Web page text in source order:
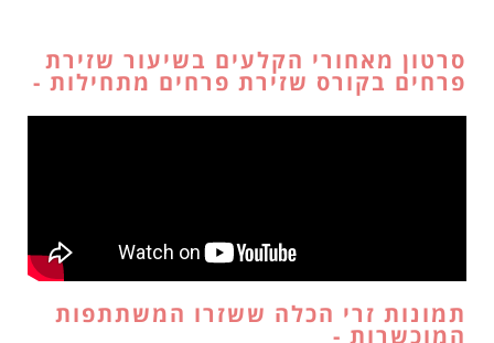
סרטון מאחורי הקלעים בשיעור שזירת
פרחים בקורס שזירת פרחים מתחילות -
תמונות זרי הכלה ששזרו המשתתפות
המוכשרות -